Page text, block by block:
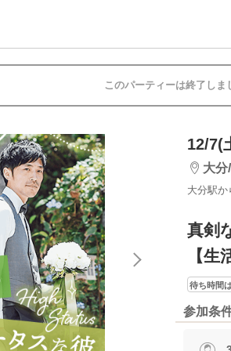
このパーティーは終了しま
12/7(
大分
大分駅か
真剣
【
待ち時間
参加条